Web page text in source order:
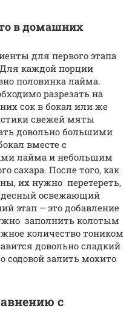
в домашних
для первого этапа
каждой порции
половинка лайма.
разрезать на
сок в бокал или же
свежей мяты
довольно большими
вместе с
лайма и небольшим
сахара. После того, как
их нужно перетереть,
освежающий
этап – это добавление
заполнить колотым
количество тоником
довольно сладкий
содовой залить мохито
с